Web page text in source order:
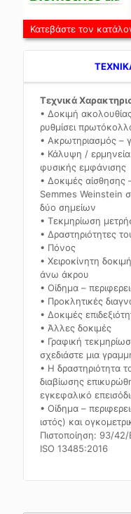
Κατεβάστε τον
Τεχνικά
• Δοκιμή
ρυθμίσει
• Ακρωτηριασμός –
• Κάλυψη /
φυσικής εμφάνισης
• Δοκιμές αίσθησης
Semmes Weinstein
δύο σημείων
• Τεκμηρίωση
• Δραστηριότητες
• Πόνος
• Χειροκίνητη
άνω άκρου
• Οίδημα –
• Προκλητικές
• Δοκιμές
• Άλλες δοκιμές
• Γραφική
σχεδιάστε μια
• Η δραστηριότητα
διαβίωσης
εγκεφαλικό
• Οίδημα –
ιστός) και
Πιστοποίηση: 93/
ISO 13485:2016